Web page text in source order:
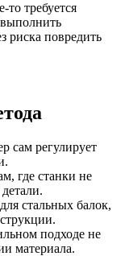
то требуется
риска повредить
сам регулирует
где станки не
стальных балок,
подходе не
материала.